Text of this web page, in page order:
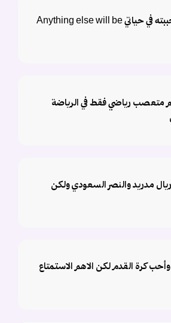
الاتحاد أول شيء أحببته في حياتي Anything else will be
رياضي فقط في الرياضة
مدريد والنصر السعودي ولكن
كرة القدم لكن الاهم الاستمتاع